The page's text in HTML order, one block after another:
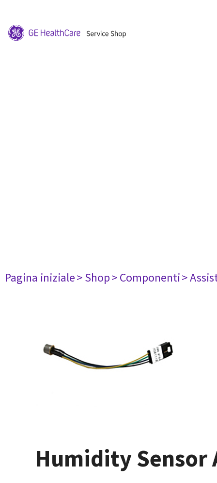
Pagina iniziale> Shop> Componenti>
Humidity Sensor